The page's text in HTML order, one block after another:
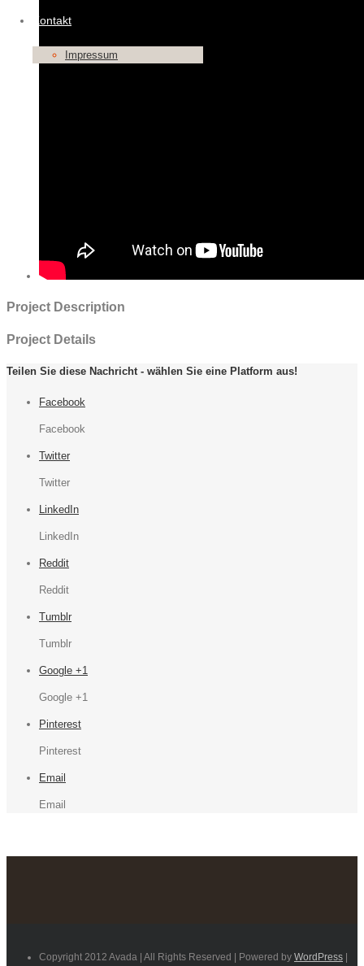
Kontakt
Impressum
Project Description
Project Details
Teilen Sie diese Nachricht - wählen Sie eine Platform aus!
Facebook
Facebook
Twitter
Twitter
LinkedIn
LinkedIn
Reddit
Reddit
Tumblr
Tumblr
Google +1
Google +1
Pinterest
Pinterest
Email
Email
Copyright 2012 Avada | All Rights Reserved | Powered by WordPress |